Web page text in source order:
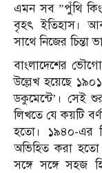
এমন সব ”পুঁথি
বৃহৎ ইতিহাস।
সাথে নিজের চিন্তা
বাংলাদেশের
উল্লেখ হয়েছে
ডকুমেন্টে’। সেই
লিখতে যে কয়টি
হতো। ১৯৪০-এর
অভিহিত করা
সঙ্গে সঙ্গে সহজ